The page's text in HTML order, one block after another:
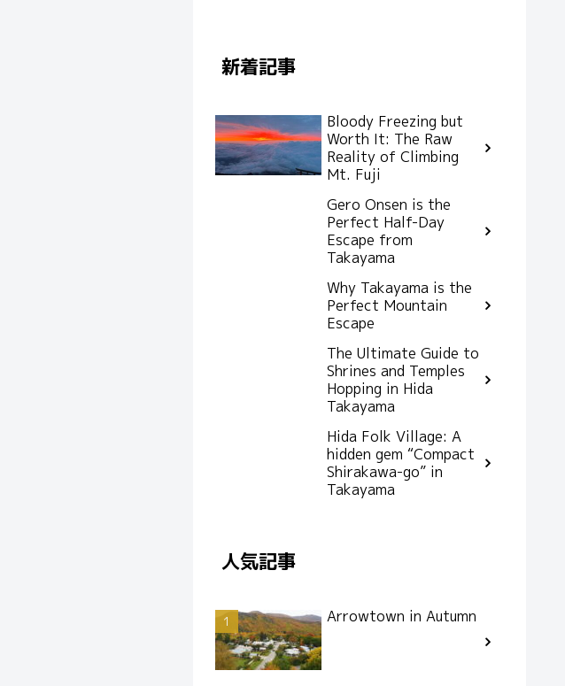
新着記事
Bloody Freezing but
Worth It: The Raw
Reality of Climbing
Mt. Fuji
Gero Onsen is the
Perfect Half-Day
Escape from
Takayama
Why Takayama is the
Perfect Mountain
Escape
The Ultimate Guide to
Shrines and Temples
Hopping in Hida
Takayama
Hida Folk Village: A
hidden gem “Compact
Shirakawa-go” in
Takayama
人気記事
Arrowtown in Autumn